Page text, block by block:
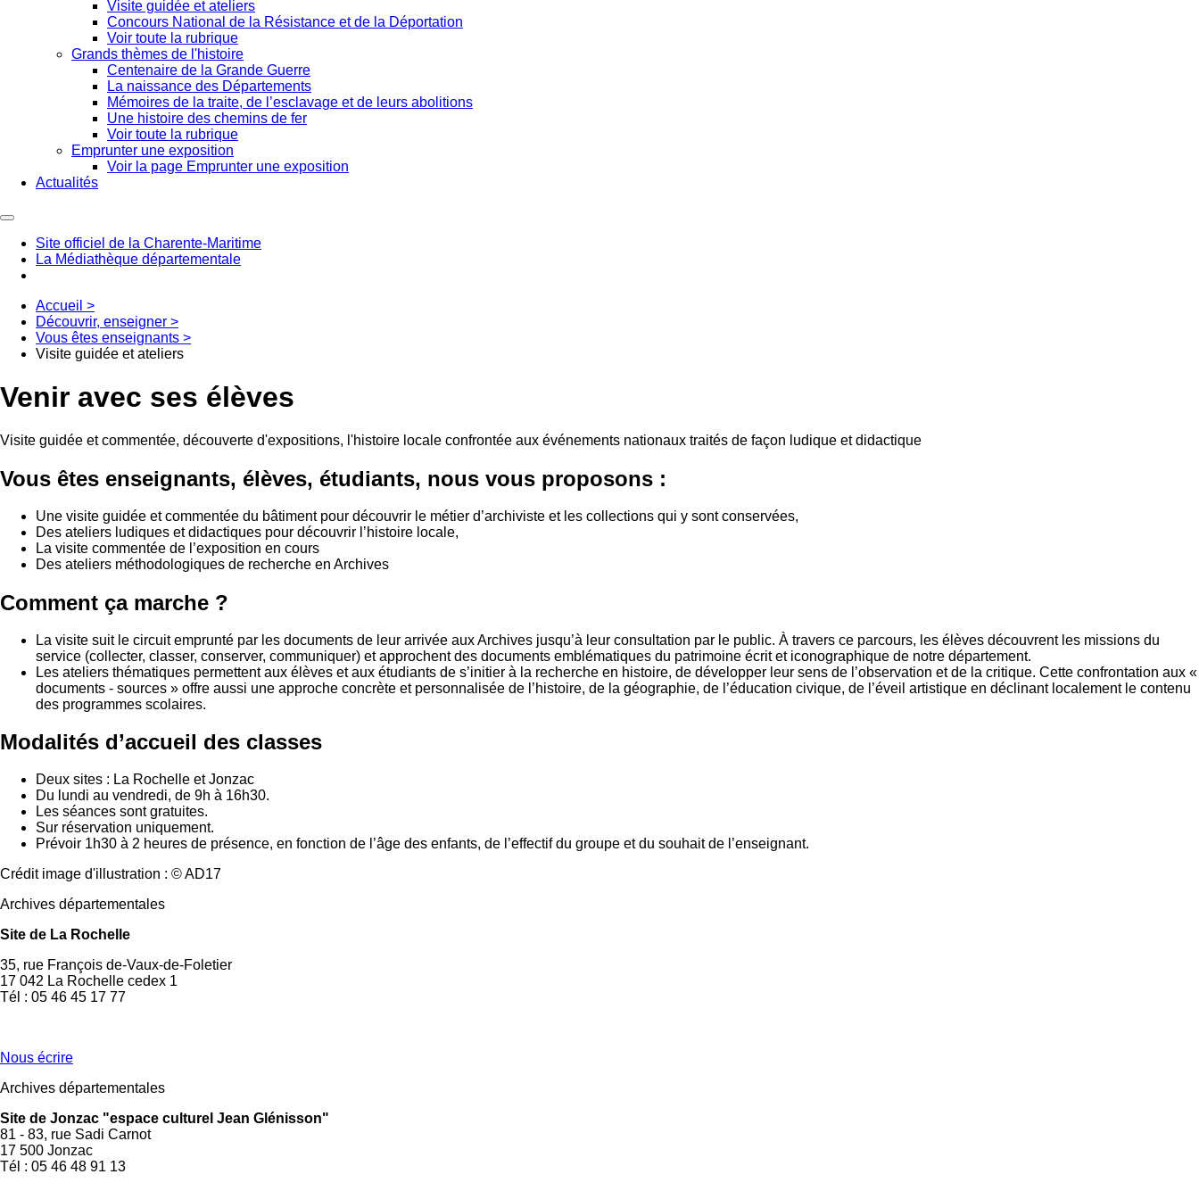
Visite guidée et ateliers
Concours National de la Résistance et de la Déportation
Voir toute la rubrique
Grands thèmes de l'histoire
Centenaire de la Grande Guerre
La naissance des Départements
Mémoires de la traite, de l’esclavage et de leurs abolitions
Une histoire des chemins de fer
Voir toute la rubrique
Emprunter une exposition
Voir la page Emprunter une exposition
Actualités
Site officiel de la Charente-Maritime
La Médiathèque départementale
Accueil >
Découvrir, enseigner >
Vous êtes enseignants >
Visite guidée et ateliers
Venir avec ses élèves
Visite guidée et commentée, découverte d'expositions, l'histoire locale confrontée aux événements nationaux traités de façon ludique et didactique
Vous êtes enseignants, élèves, étudiants, nous vous proposons :
Une visite guidée et commentée du bâtiment pour découvrir le métier d’archiviste et les collections qui y sont conservées,
Des ateliers ludiques et didactiques pour découvrir l’histoire locale,
La visite commentée de l’exposition en cours
Des ateliers méthodologiques de recherche en Archives
Comment ça marche ?
La visite suit le circuit emprunté par les documents de leur arrivée aux Archives jusqu’à leur consultation par le public. À travers ce parcours, les élèves découvrent les missions du
service (collecter, classer, conserver, communiquer) et approchent des documents emblématiques du patrimoine écrit et iconographique de notre département.
Les ateliers thématiques permettent aux élèves et aux étudiants de s’initier à la recherche en histoire, de développer leur sens de l’observation et de la critique. Cette confrontation aux «
documents - sources » offre aussi une approche concrète et personnalisée de l’histoire, de la géographie, de l’éducation civique, de l’éveil artistique en déclinant localement le contenu
des programmes scolaires.
Modalités d’accueil des classes
Deux sites : La Rochelle et Jonzac
Du lundi au vendredi, de 9h à 16h30.
Les séances sont gratuites.
Sur réservation uniquement.
Prévoir 1h30 à 2 heures de présence, en fonction de l’âge des enfants, de l’effectif du groupe et du souhait de l’enseignant.
Crédit image d'illustration : © AD17
Archives départementales
Site de La Rochelle
35, rue François de-Vaux-de-Foletier
17 042 La Rochelle cedex 1
Tél : 05 46 45 17 77
Nous écrire
Archives départementales
Site de Jonzac "espace culturel Jean Glénisson"
81 - 83, rue Sadi Carnot
17 500 Jonzac
Tél : 05 46 48 91 13